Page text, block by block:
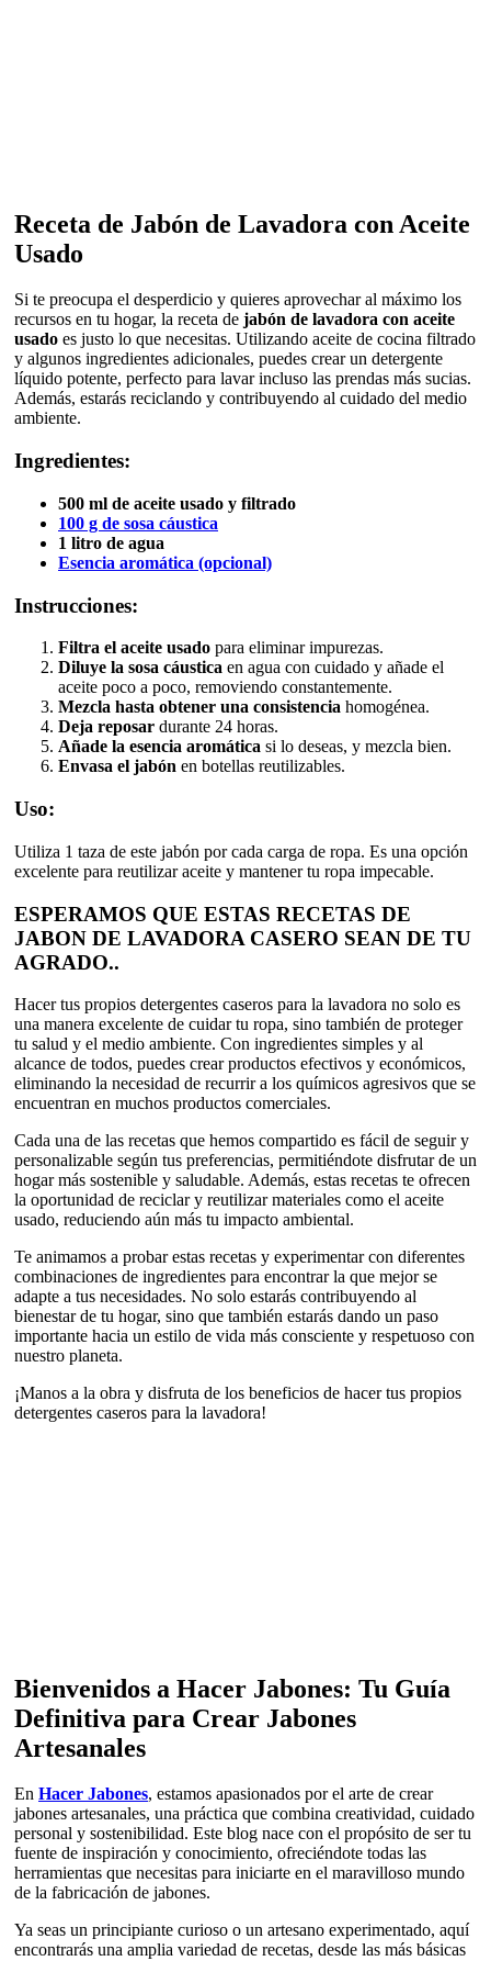
Receta de Jabón de Lavadora con Aceite
Usado
Si te preocupa el desperdicio y quieres aprovechar al máximo los
recursos en tu hogar, la receta de jabón de lavadora con aceite
usado es justo lo que necesitas. Utilizando aceite de cocina filtrado
y algunos ingredientes adicionales, puedes crear un detergente
líquido potente, perfecto para lavar incluso las prendas más sucias.
Además, estarás reciclando y contribuyendo al cuidado del medio
ambiente.
Ingredientes:
500 ml de aceite usado y filtrado
100 g de sosa cáustica
1 litro de agua
Esencia aromática (opcional)
Instrucciones:
Filtra el aceite usado para eliminar impurezas.
Diluye la sosa cáustica en agua con cuidado y añade el
aceite poco a poco, removiendo constantemente.
Mezcla hasta obtener una consistencia homogénea.
Deja reposar durante 24 horas.
Añade la esencia aromática si lo deseas, y mezcla bien.
Envasa el jabón en botellas reutilizables.
Uso:
Utiliza 1 taza de este jabón por cada carga de ropa. Es una opción
excelente para reutilizar aceite y mantener tu ropa impecable.
ESPERAMOS QUE ESTAS RECETAS DE
JABON DE LAVADORA CASERO SEAN DE TU
AGRADO..
Hacer tus propios detergentes caseros para la lavadora no solo es
una manera excelente de cuidar tu ropa, sino también de proteger
tu salud y el medio ambiente. Con ingredientes simples y al
alcance de todos, puedes crear productos efectivos y económicos,
eliminando la necesidad de recurrir a los químicos agresivos que se
encuentran en muchos productos comerciales.
Cada una de las recetas que hemos compartido es fácil de seguir y
personalizable según tus preferencias, permitiéndote disfrutar de un
hogar más sostenible y saludable. Además, estas recetas te ofrecen
la oportunidad de reciclar y reutilizar materiales como el aceite
usado, reduciendo aún más tu impacto ambiental.
Te animamos a probar estas recetas y experimentar con diferentes
combinaciones de ingredientes para encontrar la que mejor se
adapte a tus necesidades. No solo estarás contribuyendo al
bienestar de tu hogar, sino que también estarás dando un paso
importante hacia un estilo de vida más consciente y respetuoso con
nuestro planeta.
¡Manos a la obra y disfruta de los beneficios de hacer tus propios
detergentes caseros para la lavadora!
Bienvenidos a Hacer Jabones: Tu Guía
Definitiva para Crear Jabones
Artesanales
En Hacer Jabones, estamos apasionados por el arte de crear
jabones artesanales, una práctica que combina creatividad, cuidado
personal y sostenibilidad. Este blog nace con el propósito de ser tu
fuente de inspiración y conocimiento, ofreciéndote todas las
herramientas que necesitas para iniciarte en el maravilloso mundo
de la fabricación de jabones.
Ya seas un principiante curioso o un artesano experimentado, aquí
encontrarás una amplia variedad de recetas, desde las más básicas